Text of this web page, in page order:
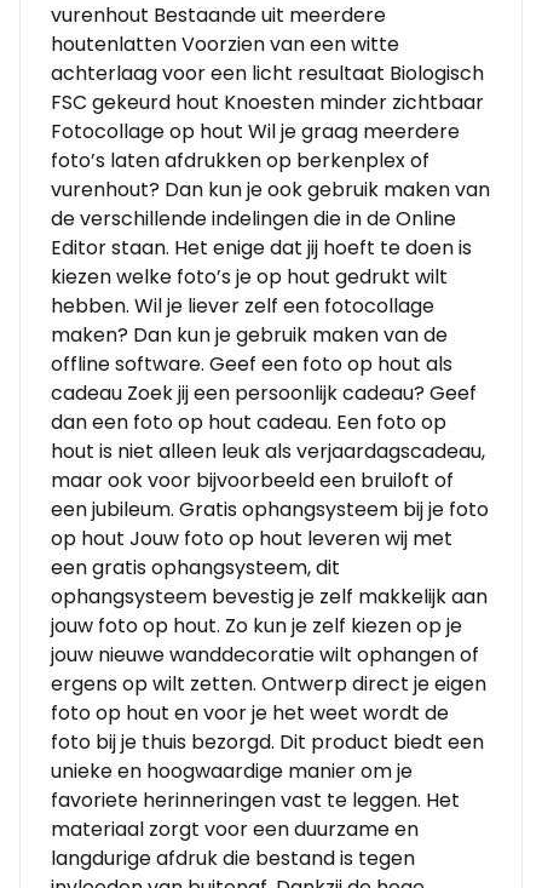
vurenhout Bestaande uit meerdere
houtenlatten Voorzien van een witte
achterlaag voor een licht resultaat Biologisch
FSC gekeurd hout Knoesten minder zichtbaar
Fotocollage op hout Wil je graag meerdere
foto’s laten afdrukken op berkenplex of
vurenhout? Dan kun je ook gebruik maken van
de verschillende indelingen die in de Online
Editor staan. Het enige dat jij hoeft te doen is
kiezen welke foto’s je op hout gedrukt wilt
hebben. Wil je liever zelf een fotocollage
maken? Dan kun je gebruik maken van de
offline software. Geef een foto op hout als
cadeau Zoek jij een persoonlijk cadeau? Geef
dan een foto op hout cadeau. Een foto op
hout is niet alleen leuk als verjaardagscadeau,
maar ook voor bijvoorbeeld een bruiloft of
een jubileum. Gratis ophangsysteem bij je foto
op hout Jouw foto op hout leveren wij met
een gratis ophangsysteem, dit
ophangsysteem bevestig je zelf makkelijk aan
jouw foto op hout. Zo kun je zelf kiezen op je
jouw nieuwe wanddecoratie wilt ophangen of
ergens op wilt zetten. Ontwerp direct je eigen
foto op hout en voor je het weet wordt de
foto bij je thuis bezorgd. Dit product biedt een
unieke en hoogwaardige manier om je
favoriete herinneringen vast te leggen. Het
materiaal zorgt voor een duurzame en
langdurige afdruk die bestand is tegen